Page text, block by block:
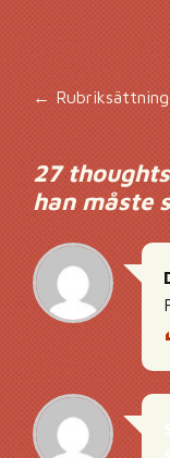
←
27
han måste